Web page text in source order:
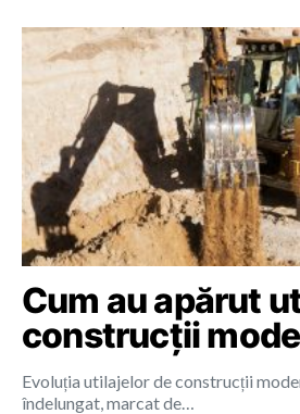
Cum au apărut
construcții
Evoluția utilajelor de construcții
îndelungat, marcat de…